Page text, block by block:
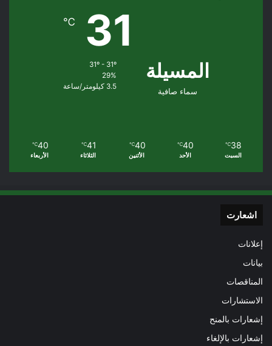
المسيلة
سماء صافية
31
℃
31º - 31º
29%
3.5 كيلومتر/ساعة
38
℃
السبت
40
℃
الأحد
40
℃
الأثنين
41
℃
الثلاثاء
40
℃
الأربعاء
اشعارت
إعلانات
بيانات
المناقصات
الاستشارات
إشعارات بالمنح
إشعارات بالإلغاء